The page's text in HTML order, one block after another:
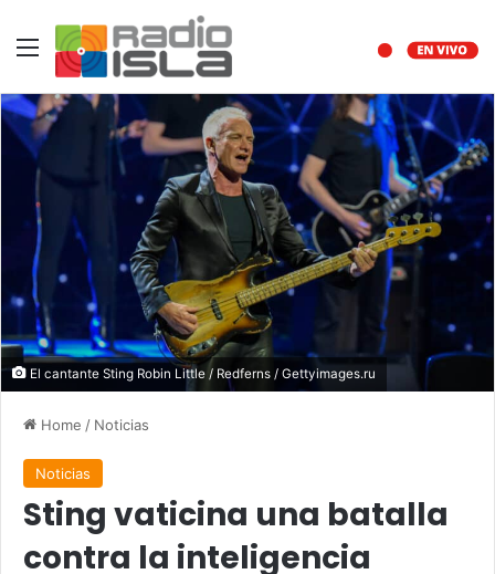
Menu
El cantante Sting Robin Little / Redferns / Gettyimages.ru
Home / Noticias
Noticias
Sting vaticina una batalla
contra la inteligencia